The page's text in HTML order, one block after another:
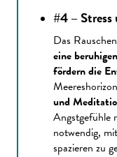
#4 –
Das
eine
fördern die
und
Angstgefühle
notwendig,
spazieren zu